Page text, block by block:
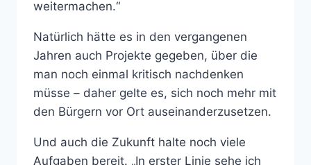
weitermachen.“
Natürlich hätte es in den vergangenen
Jahren auch Projekte gegeben, über die
man noch einmal kritisch nachdenken
müsse – daher gelte es, sich noch mehr mit
den Bürgern vor Ort auseinanderzusetzen.
Und auch die Zukunft halte noch viele
Aufgaben bereit. „In erster Linie sehe ich